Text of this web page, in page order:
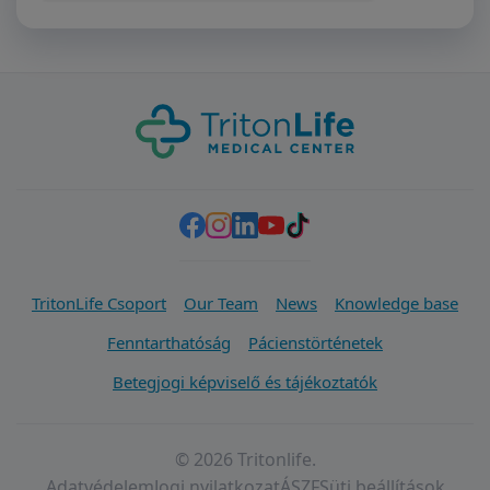
TritonLife Csoport Our Team News
Knowledge base
Fenntarthatóság
Pácienstörténetek
Betegjogi képviselő és tájékoztatók
© 2026 Tritonlife.